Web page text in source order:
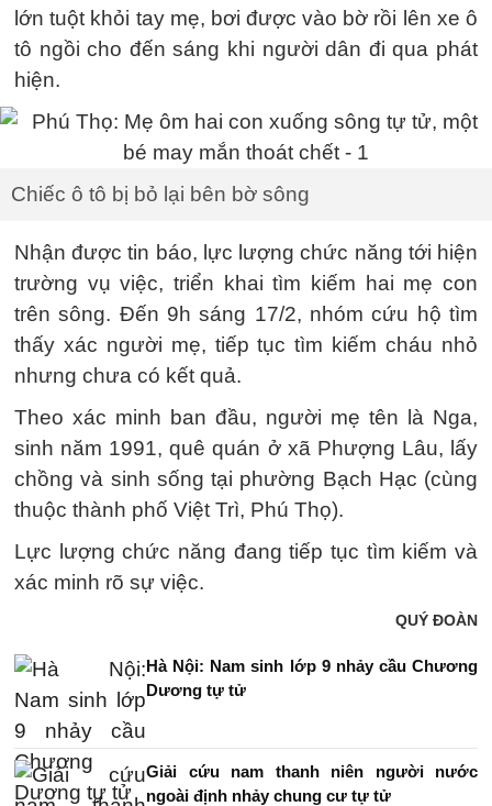
lớn tuột khỏi tay mẹ, bơi được vào bờ rồi lên xe ô
tô ngồi cho đến sáng khi người dân đi qua phát
hiện.
Chiếc ô tô bị bỏ lại bên bờ sông
Nhận được tin báo, lực lượng chức năng tới hiện
trường vụ việc, triển khai tìm kiếm hai mẹ con
trên sông. Đến 9h sáng 17/2, nhóm cứu hộ tìm
thấy xác người mẹ, tiếp tục tìm kiếm cháu nhỏ
nhưng chưa có kết quả.
Theo xác minh ban đầu, người mẹ tên là Nga,
sinh năm 1991, quê quán ở xã Phượng Lâu, lấy
chồng và sinh sống tại phường Bạch Hạc (cùng
thuộc thành phố Việt Trì, Phú Thọ).
Lực lượng chức năng đang tiếp tục tìm kiếm và
xác minh rõ sự việc.
QUÝ ĐOÀN
Hà Nội: Nam sinh lớp 9 nhảy cầu Chương
Dương tự tử
Giải cứu nam thanh niên người nước
ngoài định nhảy chung cư tự tử